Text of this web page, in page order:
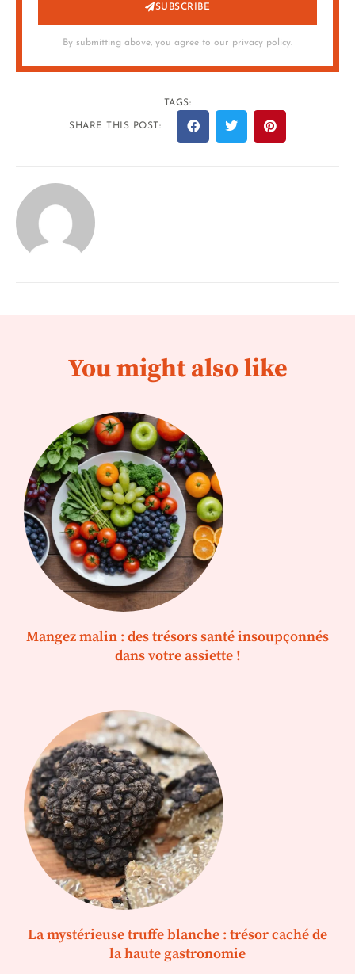
SUBSCRIBE
By submitting above, you agree to our privacy policy.
TAGS:
SHARE THIS POST:
You might also like
Mangez malin : des trésors santé insoupçonnés
dans votre assiette !
La mystérieuse truffe blanche : trésor caché de
la haute gastronomie